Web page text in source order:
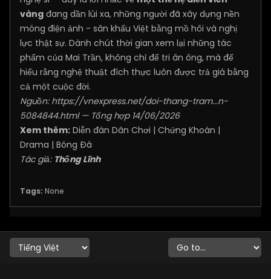
vàng đang dần lùi xa, những người đã xây dựng nền
móng điện ảnh - sân khấu Việt bằng mồ hôi và nghị
lực thật sự. Dành chút thời gian xem lại những tác
phẩm của Mai Trần, không chỉ để tri ân ông, mà để
hiểu rằng nghệ thuật đích thực luôn được trả giá bằng
cả một cuộc đời.
Nguồn: https://vnexpress.net/doi-thang-tram...n-
5084844.html— Tổng hợp 14/06/2026
Xem thêm: Diễn đàn Dân Chơi | Chứng Khoán |
Drama | Bóng Đá
Tác giả: Thống Lĩnh
Tags: None